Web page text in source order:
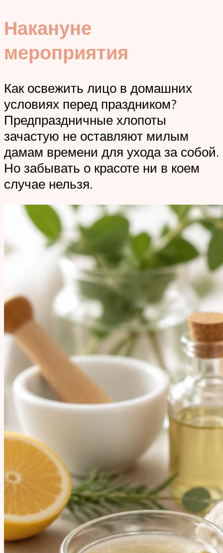
Накануне
мероприятия
Как освежить лицо в домашних
условиях перед праздником?
Предпраздничные хлопоты
зачастую не оставляют милым
дамам времени для ухода за собой.
Но забывать о красоте ни в коем
случае нельзя.